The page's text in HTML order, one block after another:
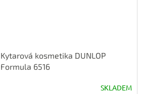
Kytarová kosmetika DUNLOP
Formula 6516
SKLADEM